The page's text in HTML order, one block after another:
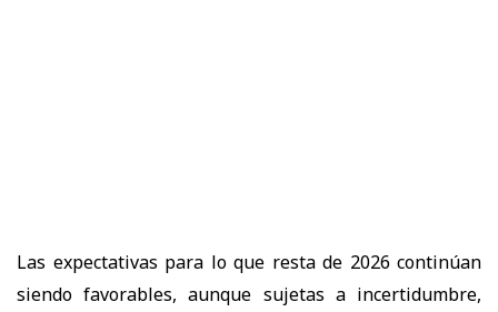
Las expectativas para lo que resta de 2026 continúan
siendo favorables, aunque sujetas a incertidumbre,